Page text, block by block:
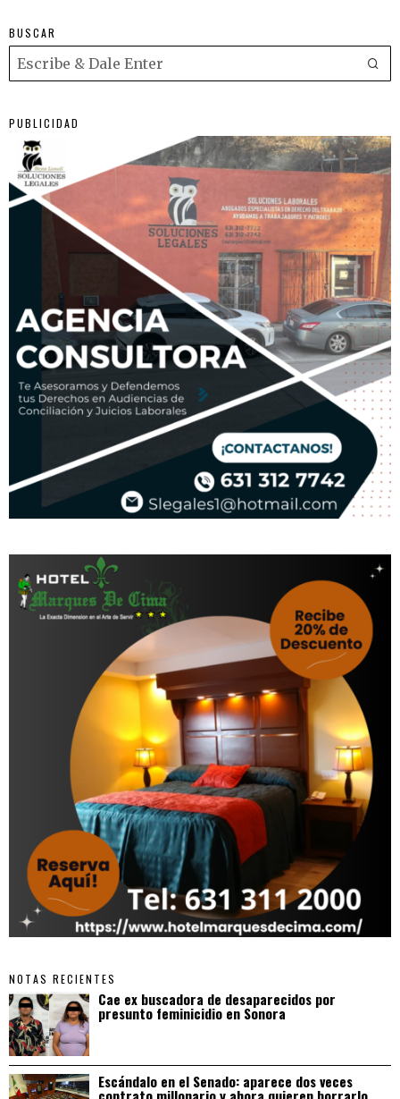
BUSCAR
PUBLICIDAD
NOTAS RECIENTES
Cae ex buscadora de desaparecidos por
presunto feminicidio en Sonora
Escándalo en el Senado: aparece dos veces
contrato millonario y ahora quieren borrarlo